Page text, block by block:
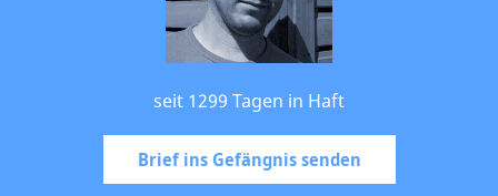
seit 1299 Tagen in Haft
Brief ins Gefängnis senden